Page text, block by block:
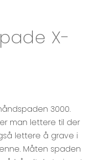
X-
3000.
man lettere til der
lettere å grave i
Måten spaden